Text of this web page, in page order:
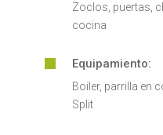
Zoclos, puertas,
cocina
Equipamiento:
Boiler, parrilla en
Split